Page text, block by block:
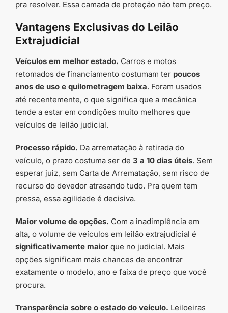
pra resolver. Essa camada de proteção não tem preço.
Vantagens Exclusivas do Leilão
Extrajudicial
Veículos em melhor estado. Carros e motos
retomados de financiamento costumam ter poucos
anos de uso e quilometragem baixa. Foram usados
até recentemente, o que significa que a mecânica
tende a estar em condições muito melhores que
veículos de leilão judicial.
Processo rápido. Da arrematação à retirada do
veículo, o prazo costuma ser de 3 a 10 dias úteis. Sem
esperar juiz, sem Carta de Arrematação, sem risco de
recurso do devedor atrasando tudo. Pra quem tem
pressa, essa agilidade é decisiva.
Maior volume de opções. Com a inadimplência em
alta, o volume de veículos em leilão extrajudicial é
significativamente maior que no judicial. Mais
opções significam mais chances de encontrar
exatamente o modelo, ano e faixa de preço que você
procura.
Transparência sobre o estado do veículo. Leiloeiras